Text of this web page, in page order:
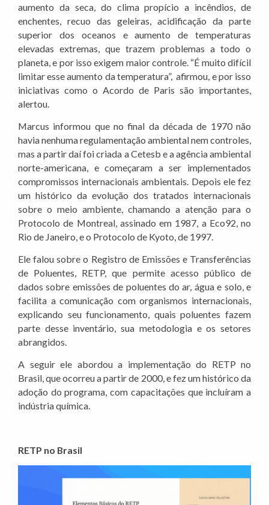
aumento da seca, do clima propício a incêndios, de
enchentes, recuo das geleiras, acidificação da parte
superior dos oceanos e aumento de temperaturas
elevadas extremas, que trazem problemas a todo o
planeta, e por isso exigem maior controle. “É muito difícil
limitar esse aumento da temperatura”, afirmou, e por isso
iniciativas como o Acordo de Paris são importantes,
alertou.
Marcus informou que no final da década de 1970 não
havia nenhuma regulamentação ambiental nem controles,
mas a partir daí foi criada a Cetesb e a agência ambiental
norte-americana, e começaram a ser implementados
compromissos internacionais ambientais. Depois ele fez
um histórico da evolução dos tratados internacionais
sobre o meio ambiente, chamando a atenção para o
Protocolo de Montreal, assinado em 1987, a Eco92, no
Rio de Janeiro, e o Protocolo de Kyoto, de 1997.
Ele falou sobre o Registro de Emissões e Transferências
de Poluentes, RETP, que permite acesso público de
dados sobre emissões de poluentes do ar, água e solo, e
facilita a comunicação com organismos internacionais,
explicando seu funcionamento, quais poluentes fazem
parte desse inventário, sua metodologia e os setores
abrangidos.
A seguir ele abordou a implementação do RETP no
Brasil, que ocorreu a partir de 2000, e fez um histórico da
adoção do programa, com capacitações que incluíram a
indústria química.
RETP no Brasil